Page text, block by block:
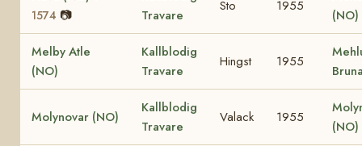
1574 📷
Travare
Sto 1955
(NO)
Melby Atle
(NO)
Kallblodig
Travare
Hingst 1955
Molynovar (NO)
Kallblodig
Travare
Valack 1955
(NO)